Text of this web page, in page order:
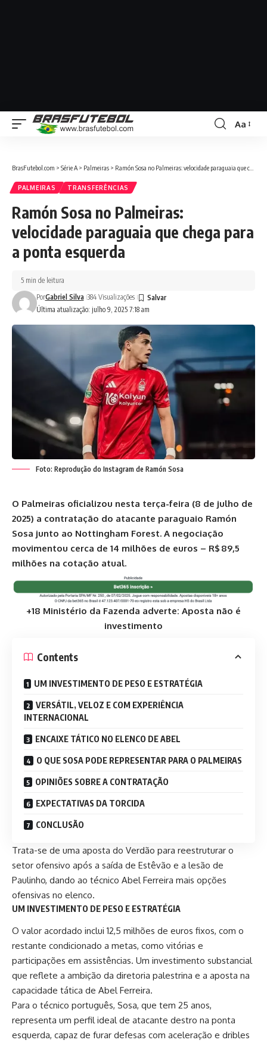
Aa
BrasFutebol.com > Série A > Palmeiras > Ramón Sosa no Palmeiras: velocidade paraguaia que chega para a ponta esquerda
PALMEIRAS TRANSFERÊNCIAS
Ramón Sosa no Palmeiras:
velocidade paraguaia que chega para
a ponta esquerda
Última atualização: julho 9, 2025 7:18 am
PorGabriel Silva 384 Visualizações
5 min de leitura
Foto: Reprodução do Instagram de Ramón Sosa
O Palmeiras oficializou nesta terça-feira (8 de julho de
2025) a contratação do atacante paraguaio Ramón
Sosa junto ao Nottingham Forest. A negociação
movimentou cerca de 14 milhões de euros – R$ 89,5
milhões na cotação atual.
+18 Ministério da Fazenda adverte: Aposta não é
investimento
Contents
UM INVESTIMENTO DE PESO E ESTRATÉGIA
VERSÁTIL, VELOZ E COM EXPERIÊNCIA
INTERNACIONAL
ENCAIXE TÁTICO NO ELENCO DE ABEL
O QUE SOSA PODE REPRESENTAR PARA O PALMEIRAS
OPINIÕES SOBRE A CONTRATAÇÃO
EXPECTATIVAS DA TORCIDA
CONCLUSÃO
Trata-se de uma aposta do Verdão para reestruturar o
setor ofensivo após a saída de Estêvão e a lesão de
Paulinho, dando ao técnico Abel Ferreira mais opções
ofensivas no elenco.
UM INVESTIMENTO DE PESO E ESTRATÉGIA
O valor acordado inclui 12,5 milhões de euros fixos, com o
restante condicionado a metas, como vitórias e
participações em assistências. Um investimento substancial
que reflete a ambição da diretoria palestrina e a aposta na
capacidade tática de Abel Ferreira.
Para o técnico português, Sosa, que tem 25 anos,
representa um perfil ideal de atacante destro na ponta
esquerda, capaz de furar defesas com aceleração e dribles